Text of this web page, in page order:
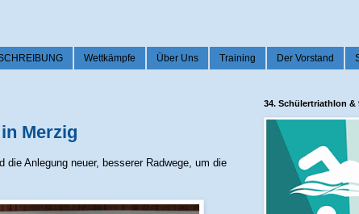
Wettkämpfe Über Uns Training Der Vorstand
Merzig
Anlegung neuer, besserer Radwege, um die
34. Schülertriathlon &